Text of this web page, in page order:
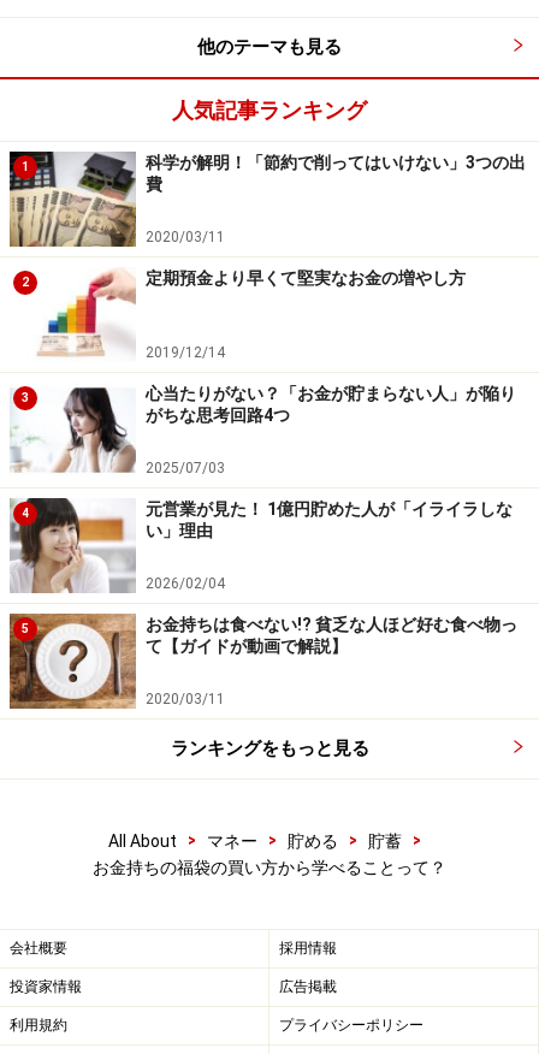
す」ことは、コスパ意識を高めるうえでも楽しい訓練に
なるかもしれませんね。
※記事内容は執筆時点のものです。最新の内容をご確認くださ
い。
本記事の内容は一般的な情報提供を目的としており、特定の金融
商品や投資行動を推奨するものではありません。
投資や資産運用に関する最終的なご判断はご自身の責任において
行ってください。
掲載情報の正確性・完全性については十分に配慮しております
が、その内容を保証するものではなく、これに基づく損失・損害
などについて当社は一切の責任を負いません。
最新の情報や詳細については、必ず各金融機関やサービス提供者
の公式情報をご確認ください。
【編集部からのお知らせ】
・「家計」について、アンケート（2026/8/31まで）
中です！
※抽選で20名にAmazonギフト券1000円分プレゼント
※謝礼付きの限定アンケートやモニター企画に参加が可能に
なります
他のテーマも見る
人気記事ランキング
1
科学が解明！「節約で削ってはいけない」3つの出
費
2020/03/11
2 定期預金より早くて堅実なお金の増やし方
2019/12/14
3
心当たりがない？「お金が貯まらない人」が陥り
がちな思考回路4つ
2025/07/03
4
元営業が見た！ 1億円貯めた人が「イライラしな
い」理由
2026/02/04
5
お金持ちは食べない!? 貧乏な人ほど好む食べ物っ
て【ガイドが動画で解説】
2020/03/11
ランキングをもっと見る
All About > マネー > 貯める > 貯蓄
>
お金持ちの福袋の買い方から学べることって？
会社概要 採用情報
投資家情報 広告掲載
利用規約 プライバシーポリシー